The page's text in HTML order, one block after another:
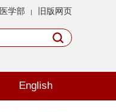
医学部 | 旧版网页
English